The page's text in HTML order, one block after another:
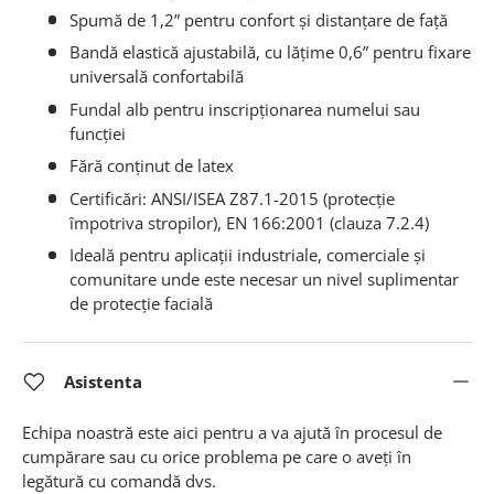
Spumă de 1,2” pentru confort și distanțare de față
Bandă elastică ajustabilă, cu lățime 0,6” pentru fixare
universală confortabilă
Fundal alb pentru inscripționarea numelui sau
funcției
Fără conținut de latex
Certificări: ANSI/ISEA Z87.1-2015 (protecție
împotriva stropilor), EN 166:2001 (clauza 7.2.4)
Ideală pentru aplicații industriale, comerciale și
comunitare unde este necesar un nivel suplimentar
de protecție facială
Asistenta
Echipa noastră este aici pentru a va ajută în procesul de
cumpărare sau cu orice problema pe care o aveți în
legătură cu comandă dvs.